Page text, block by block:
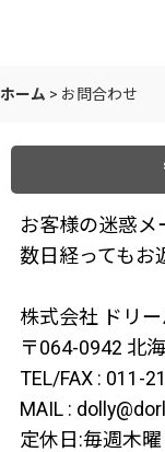
ホーム > お問合わせ
お客様の迷惑メ
数日経ってもお
株式会社 ドリ
〒064-0942 北
TEL/FAX : 011-
MAIL :
定休日:毎週木